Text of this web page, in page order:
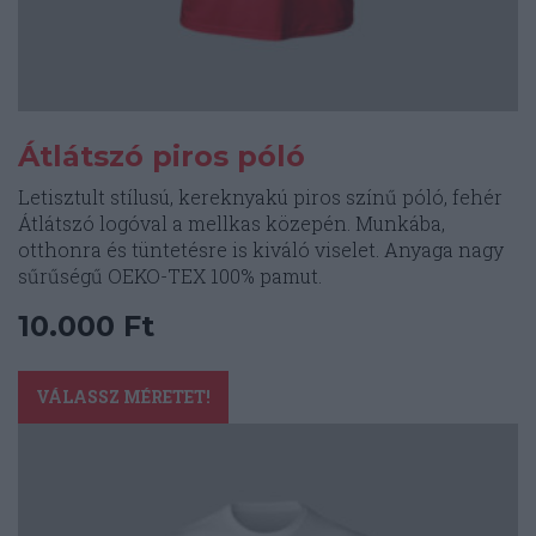
Átlátszó piros póló
Letisztult stílusú, kereknyakú piros színű póló, fehér
Átlátszó logóval a mellkas közepén. Munkába,
otthonra és tüntetésre is kiváló viselet. Anyaga nagy
sűrűségű OEKO-TEX 100% pamut.
10.000 Ft
VÁLASSZ MÉRETET!
Ennek
terméknek